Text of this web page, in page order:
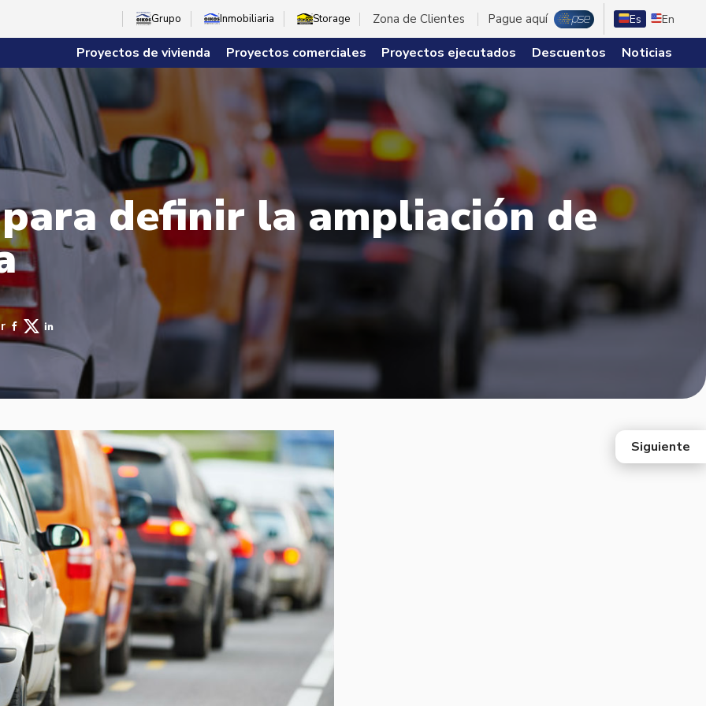
Grupo Inmobiliaria Storage Zona de Clientes Pague aquí Es En
Proyectos de vivienda Proyectos comerciales Proyectos ejecutados Descuentos Noticias
definir la ampliación de
Siguiente